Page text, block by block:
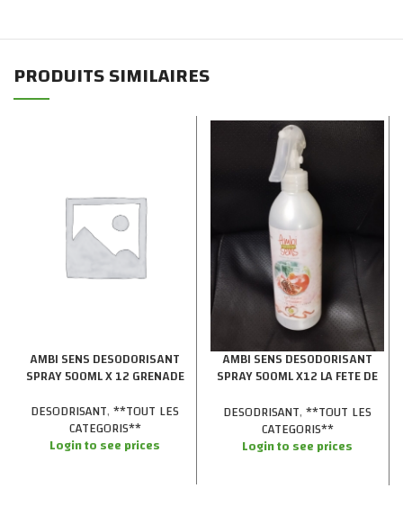
PRODUITS SIMILAIRES
AMBI SENS DESODORISANT
SPRAY 500ML X 12 GRENADE
DESODRISANT,**TOUT LES
CATEGORIS**
Login to see prices
AMBI SENS DESODORISANT
SPRAY 500ML X12 LA FETE DE
DESODRISANT,**TOUT LES
CATEGORIS**
Login to see prices